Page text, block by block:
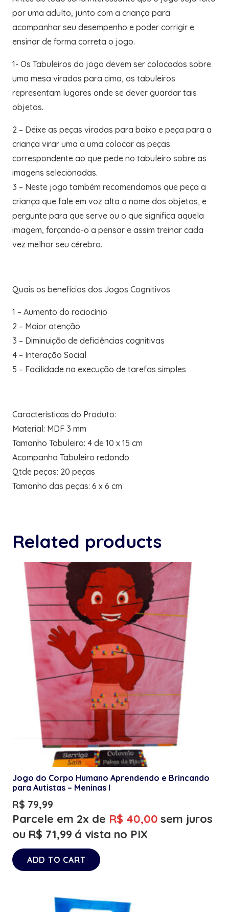
por uma adulto, junto com a criança para
acompanhar seu desempenho e poder corrigir e
ensinar de forma correta o jogo.
1- Os Tabuleiros do jogo devem ser colocados sobre
uma mesa virados para cima, os tabuleiros
representam lugares onde se dever guardar tais
objetos.
2 – Deixe as peças viradas para baixo e peça para a
criança virar uma a uma colocar as peças
correspondente ao que pede no tabuleiro sobre as
imagens selecionadas.
3 – Neste jogo também recomendamos que peça a
criança que fale em voz alta o nome dos objetos, e
pergunte para que serve ou o que significa aquela
imagem, forçando-o a pensar e assim treinar cada
vez melhor seu cérebro.
Quais os benefícios dos Jogos Cognitivos
1 – Aumento do raciocínio
2 – Maior atenção
3 – Diminuição de deficiências cognitivas
4 – Interação Social
5 – Facilidade na execução de tarefas simples
Características do Produto:
Material: MDF 3 mm
Tamanho Tabuleiro: 4 de 10 x 15 cm
Acompanha Tabuleiro redondo
Qtde peças: 20 peças
Tamanho das peças: 6 x 6 cm
Related products
Jogo do Corpo Humano Aprendendo e Brincando
para Autistas – Meninas I
R$ 79,99
Parcele em 2x de R$ 40,00 sem juros
ou R$ 71,99 á vista no PIX
ADD TO CART